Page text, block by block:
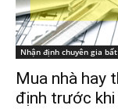
Nhận định chuyên gia
Mua nhà hay
định trước khi